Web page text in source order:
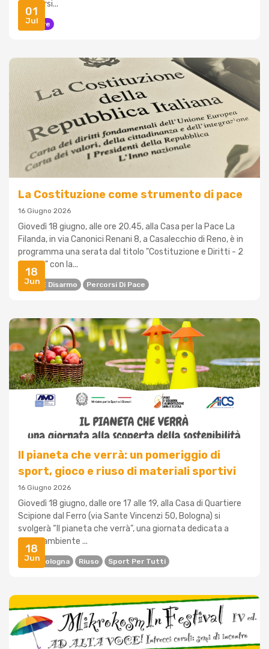
01
Jul
d’Accursi...
Carcere
18
Jun
La Costituzione come strumento di pace
16 Giugno 2026
Giovedì 18 giugno, alle ore 20.45, alla Casa per la Pace La
Filanda, in via Canonici Renani 8, a Casalecchio di Reno, è in
programma una serata dal titolo "Costituzione e Diritti - 2
Giugno" con la...
Pace E Disarmo Percorsi Di Pace
18
Jun
Il pianeta che verrà: un pomeriggio di
sport, gioco e riuso di materiali sportivi
16 Giugno 2026
Giovedì 18 giugno, dalle ore 17 alle 19, alla Casa di Quartiere
Scipione dal Ferro (via Sante Vincenzi 50, Bologna) si
svolgerà “Il pianeta che verrà”, una giornata dedicata a
sport, ambiente ...
AICS Bologna Riuso Sport Per Tutti